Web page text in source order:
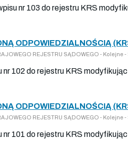
nr 103 do rejestru KRS
ODPOWIEDZIALNOŚCIĄ
REJESTRU SĄDOWEGO -
nr 102 do rejestru KRS
ODPOWIEDZIALNOŚCIĄ
REJESTRU SĄDOWEGO -
nr 101 do rejestru KRS